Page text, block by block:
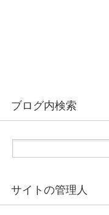
ブログ内検索
サイトの管理人